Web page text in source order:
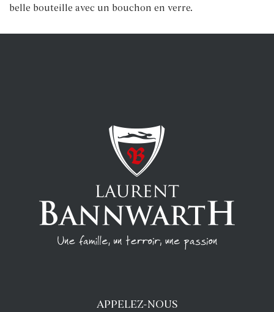
belle bouteille avec un bouchon en verre.
APPELEZ-NOUS